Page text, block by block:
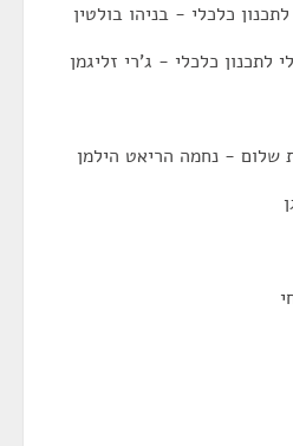
כלכלי - בניהו בולטין
לתכנון כלכלי - ג'רי זליגמן
שלום - נחמה הריאט הילמן